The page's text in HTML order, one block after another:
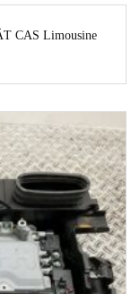
CAS Limousine